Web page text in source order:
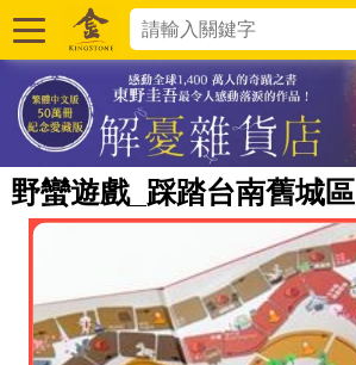
野蠻遊戲_踩踏台南舊城區